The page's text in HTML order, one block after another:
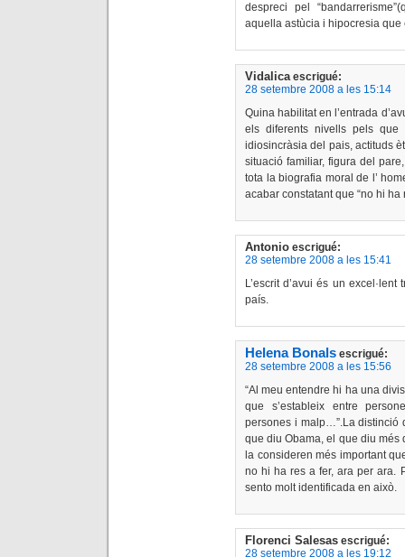
despreci pel
aquella astùcia i hipocresia
Vidalica escrigué:
28 setembre 2008 a les 15:14
Quina habilitat en l’entrada
els diferents nivells pels que
idiosincràsia del pais, actituds
situació familiar, figura del
tota la biografia moral de l’
acabar constatant que “no hi ha
Antonio escrigué:
28 setembre 2008 a les 15:41
L’escrit d’avui és un
país.
Helena Bonals escrigué:
28 setembre 2008 a les 15:56
“Al meu entendre hi ha una
que s’estableix entre
persones i malp…”.La distinció
que diu Obama, el que diu més
la consideren més important
no hi ha res a fer, ara per ara.
sento molt identificada en això.
Florenci Salesas escrigué:
28 setembre 2008 a les 19:12